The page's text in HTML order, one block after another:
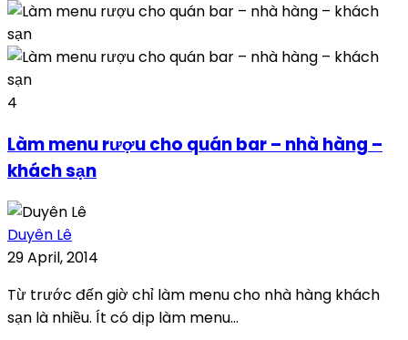
4
Làm menu rượu cho quán bar – nhà hàng –
khách sạn
Duyên Lê
29 April, 2014
Từ trước đến giờ chỉ làm menu cho nhà hàng khách
sạn là nhiều. Ít có dịp làm menu...